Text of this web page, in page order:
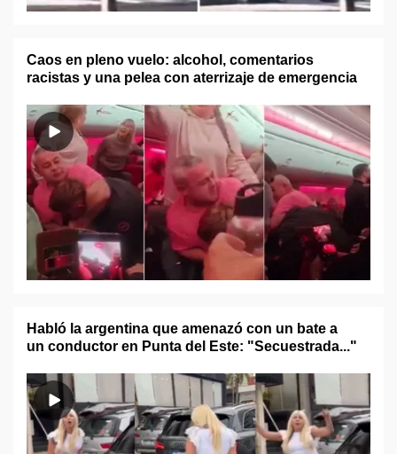
Caos en pleno vuelo: alcohol, comentarios
racistas y una pelea con aterrizaje de emergencia
Habló la argentina que amenazó con un bate a
un conductor en Punta del Este: "Secuestrada..."